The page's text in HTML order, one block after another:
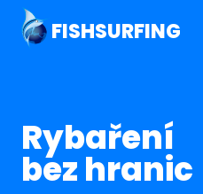
FISHSURFING
Rybaření
bez hranic